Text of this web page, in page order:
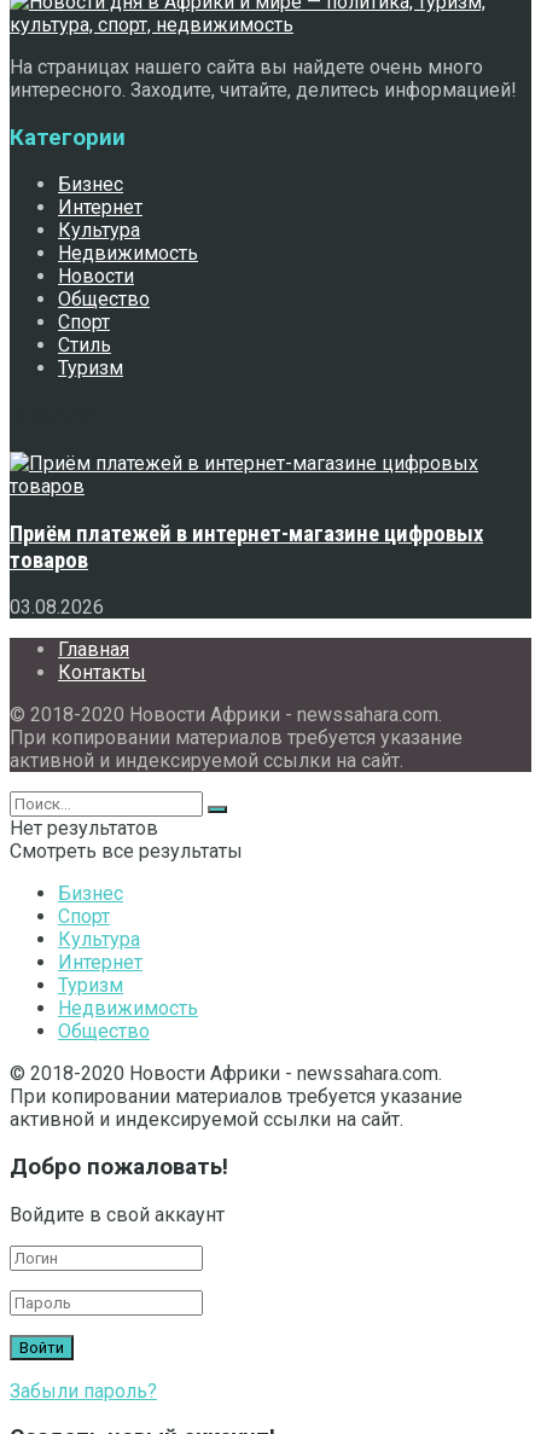
На страницах нашего сайта вы найдете очень много
интересного. Заходите, читайте, делитесь информацией!
Категории
Бизнес
Интернет
Культура
Недвижимость
Новости
Общество
Спорт
Стиль
Туризм
Приём платежей в интернет-магазине цифровых
товаров
03.08.2026
Главная
Контакты
© 2018-2020 Новости Африки - newssahara.com.
При копировании материалов требуется указание
активной и индексируемой ссылки на сайт.
Нет результатов
Смотреть все результаты
Бизнес
Спорт
Культура
Интернет
Туризм
Недвижимость
Общество
© 2018-2020 Новости Африки - newssahara.com.
При копировании материалов требуется указание
активной и индексируемой ссылки на сайт.
Добро пожаловать!
Войдите в свой аккаунт
Забыли пароль?